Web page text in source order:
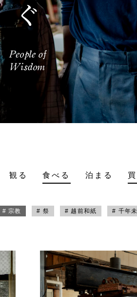
観る 食べる 泊まる
# 宗教 # 祭 # 越前和紙 # 千年